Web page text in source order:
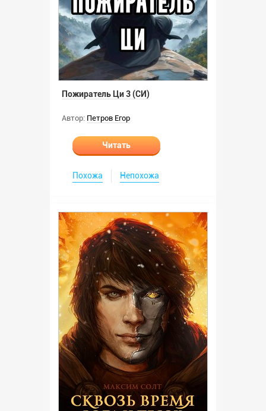
Пожиратель Ци 3 (СИ)
Автор: Петров Егор
Читать
Похожа Непохожа